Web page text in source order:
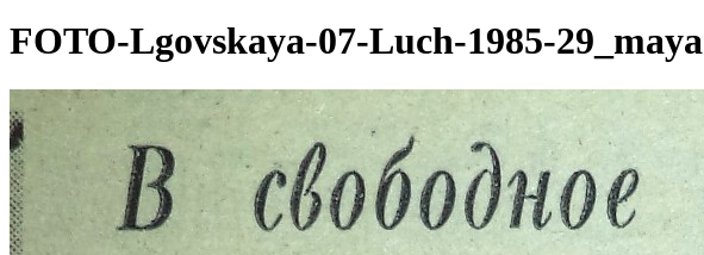
FOTO-Lgovskaya-07-Luch-1985-29_maya